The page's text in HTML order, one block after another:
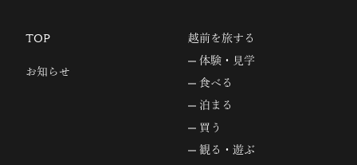
TOP
お知らせ
越前を旅する
体験・見学
食べる
泊まる
買う
観る・遊ぶ